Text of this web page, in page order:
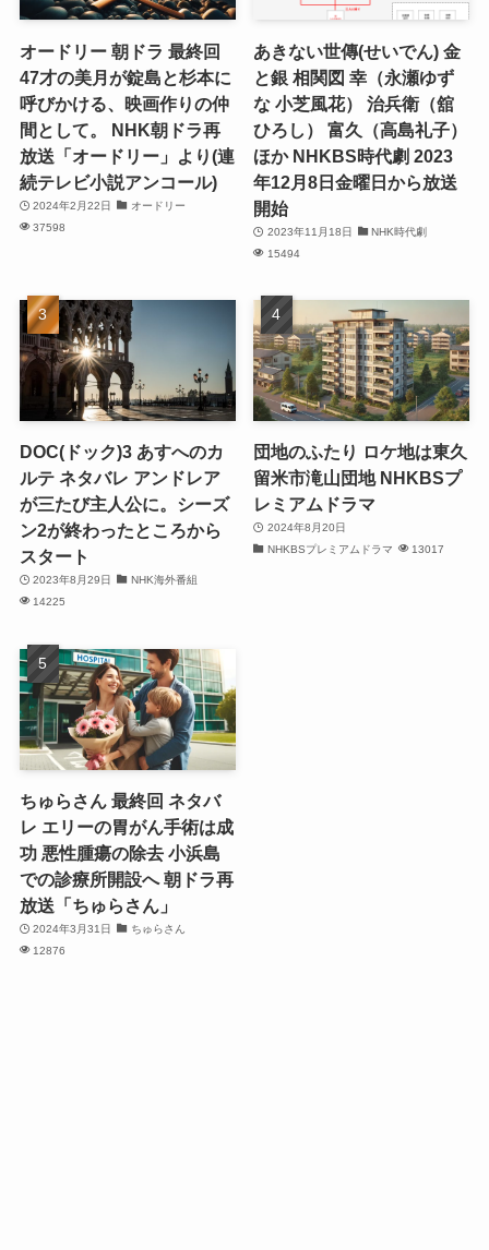
オードリー 朝ドラ 最終回
47才の美月が錠島と杉本に
呼びかける、映画作りの仲
間として。 NHK朝ドラ再
放送「オードリー」より(連
続テレビ小説アンコール)
2024年2月22日
オードリー
37598
あきない世傳(せいでん) 金
と銀 相関図 幸（永瀬ゆず
な 小芝風花） 治兵衛（舘
ひろし） 富久（高島礼子）
ほか NHKBS時代劇 2023
年12月8日金曜日から放送
開始
2023年11月18日
NHK時代劇
15494
DOC(ドック)3 あすへのカ
ルテ ネタバレ アンドレア
が三たび主人公に。シーズ
ン2が終わったところから
スタート
2023年8月29日
NHK海外番組
14225
団地のふたり ロケ地は東久
留米市滝山団地 NHKBSプ
レミアムドラマ
2024年8月20日
NHKBSプレミアムドラマ
13017
ちゅらさん 最終回 ネタバ
レ エリーの胃がん手術は成
功 悪性腫瘍の除去 小浜島
での診療所開設へ 朝ドラ再
放送「ちゅらさん」
2024年3月31日
ちゅらさん
12876